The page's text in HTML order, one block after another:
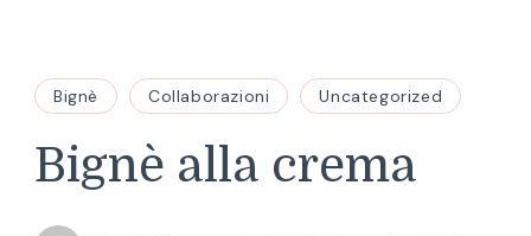
Bignè Collaborazioni Uncategorized
Bignè alla crema